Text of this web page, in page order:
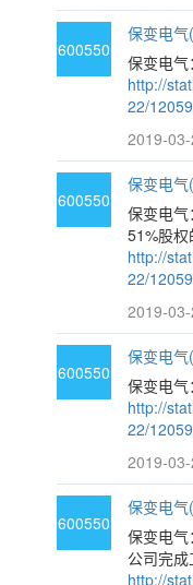
600550
保变电
保变电
http://
22/
2019-
600550
保变电
保变电
51%股
http://
22/
2019-
600550
保变电
保变电
http://
22/
2019-
600550
保变电
保变电
公司完
http://